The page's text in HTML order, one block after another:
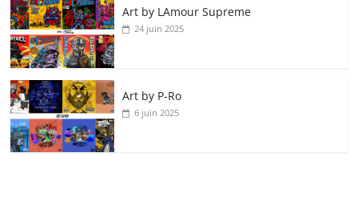
Art by LAmour Supreme
24 juin 2025
Art by P‑Ro
6 juin 2025